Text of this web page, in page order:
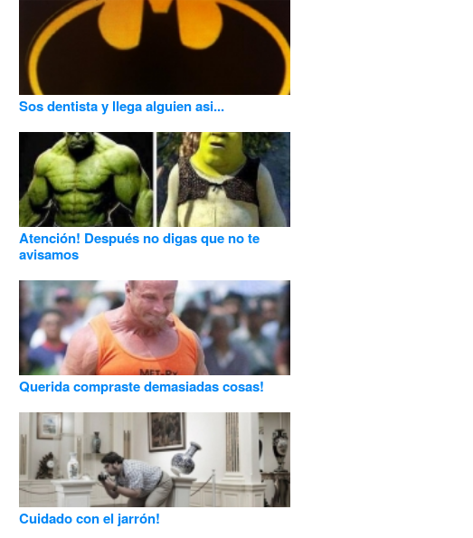
Sos dentista y llega alguien asi...
Atención! Después no digas que no te
avisamos
Querida compraste demasiadas cosas!
Cuidado con el jarrón!